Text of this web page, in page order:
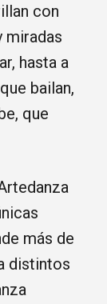
con
miradas
hasta a
bailan,
que
más de
distintos